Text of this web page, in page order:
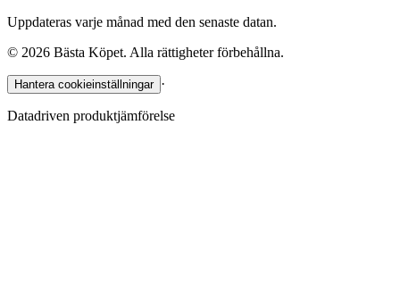
Uppdateras varje månad med den senaste datan.
© 2026 Bästa Köpet. Alla rättigheter förbehållna.
Hantera cookieinställningar ·
Datadriven produktjämförelse